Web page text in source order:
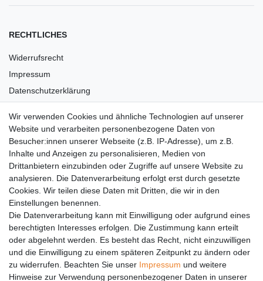
RECHTLICHES
Widerrufsrecht
Impressum
Datenschutzerklärung
Versandkosten
Barrierefreiheit
Anleitungen
Vertrag widerrufen
PARTNER
DHL
GLS
PaketPLUS
Wir verwenden Cookies und ähnliche Technologien auf unserer
Website und verarbeiten personenbezogene Daten von
Besucher:innen unserer Webseite (z.B. IP-Adresse), um z.B.
Inhalte und Anzeigen zu personalisieren, Medien von
Drittanbietern einzubinden oder Zugriffe auf unsere Website zu
analysieren. Die Datenverarbeitung erfolgt erst durch gesetzte
Cookies. Wir teilen diese Daten mit Dritten, die wir in den
Einstellungen benennen.
Die Datenverarbeitung kann mit Einwilligung oder aufgrund eines
berechtigten Interesses erfolgen. Die Zustimmung kann erteilt
oder abgelehnt werden. Es besteht das Recht, nicht einzuwilligen
und die Einwilligung zu einem späteren Zeitpunkt zu ändern oder
zu widerrufen. Beachten Sie unser Impressum und weitere
Hinweise zur Verwendung personenbezogener Daten in unserer